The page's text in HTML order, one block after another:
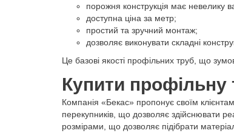
порожня конструкція має невелику
доступна ціна за метр;
простий та зручний монтаж;
дозволяє виконувати складні
Це базові якості профільних труб, що
Купити профільну
Компанія «Бекас» пропонує своїм
перекупників, що дозволяє здійснювати
розмірами, що дозволяє підібрати